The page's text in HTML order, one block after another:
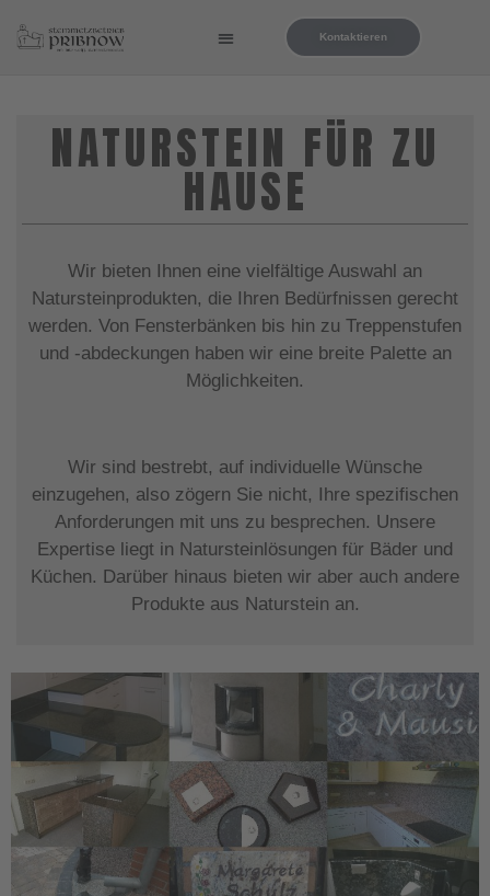
Kontaktieren
NATURSTEIN FÜR ZU
HAUSE
Wir bieten Ihnen eine vielfältige Auswahl an
Natursteinprodukten, die Ihren Bedürfnissen gerecht
werden. Von Fensterbänken bis hin zu Treppenstufen
und -abdeckungen haben wir eine breite Palette an
Möglichkeiten.
Wir sind bestrebt, auf individuelle Wünsche
einzugehen, also zögern Sie nicht, Ihre spezifischen
Anforderungen mit uns zu besprechen. Unsere
Expertise liegt in Natursteinlösungen für Bäder und
Küchen. Darüber hinaus bieten wir aber auch andere
Produkte aus Naturstein an.